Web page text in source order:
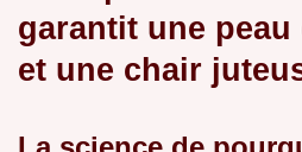
garantit une
et une chair